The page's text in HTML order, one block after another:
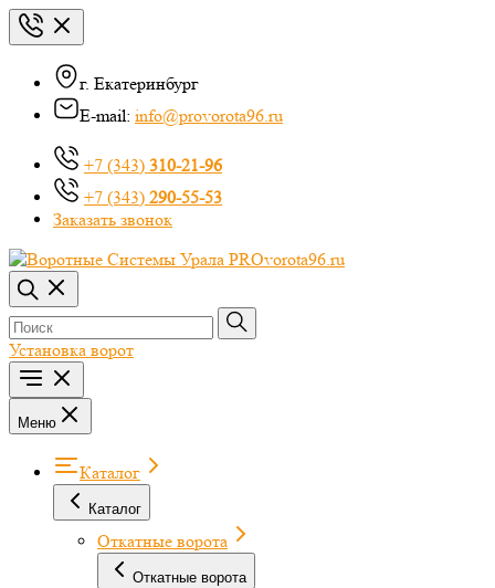
г. Екатеринбург
E-mail: info@provorota96.ru
+7 (343) 310-21-96
+7 (343) 290-55-53
Заказать звонок
Установка ворот
Меню
Каталог
Каталог
Откатные ворота
Откатные ворота